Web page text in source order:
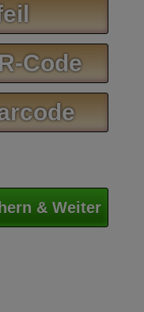
Code
& Weiter